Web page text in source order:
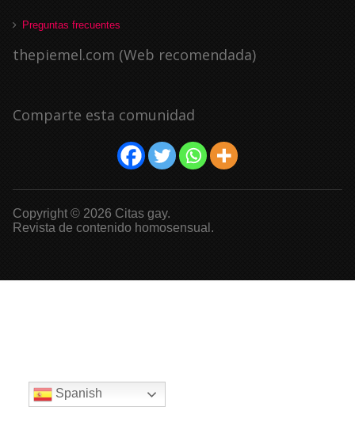
Preguntas frecuentes
thepiemel.com (Web recomendada)
Comparte esta comunidad
Copyright © 2026 Citas gay.
Revista de contenido homosensual.
Spanish